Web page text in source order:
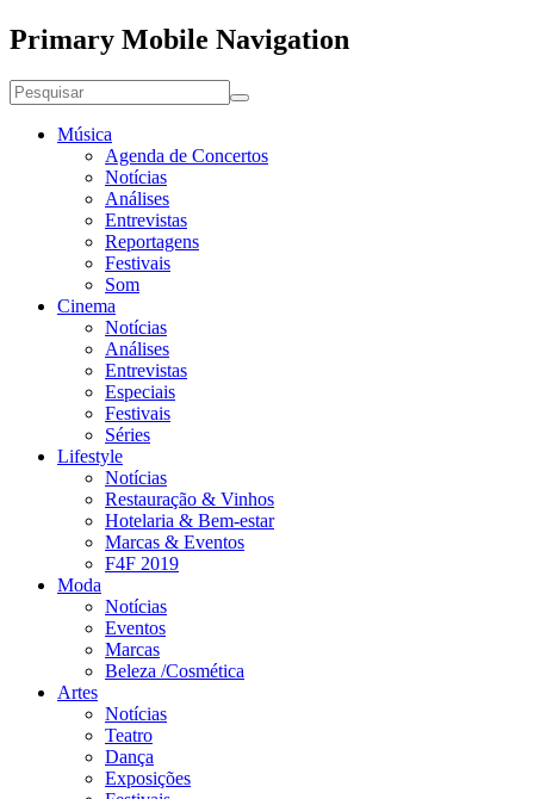
Primary Mobile Navigation
Música
Agenda de Concertos
Notícias
Análises
Entrevistas
Reportagens
Festivais
Som
Cinema
Notícias
Análises
Entrevistas
Especiais
Festivais
Séries
Lifestyle
Notícias
Restauração & Vinhos
Hotelaria & Bem-estar
Marcas & Eventos
F4F 2019
Moda
Notícias
Eventos
Marcas
Beleza /Cosmética
Artes
Notícias
Teatro
Dança
Exposições